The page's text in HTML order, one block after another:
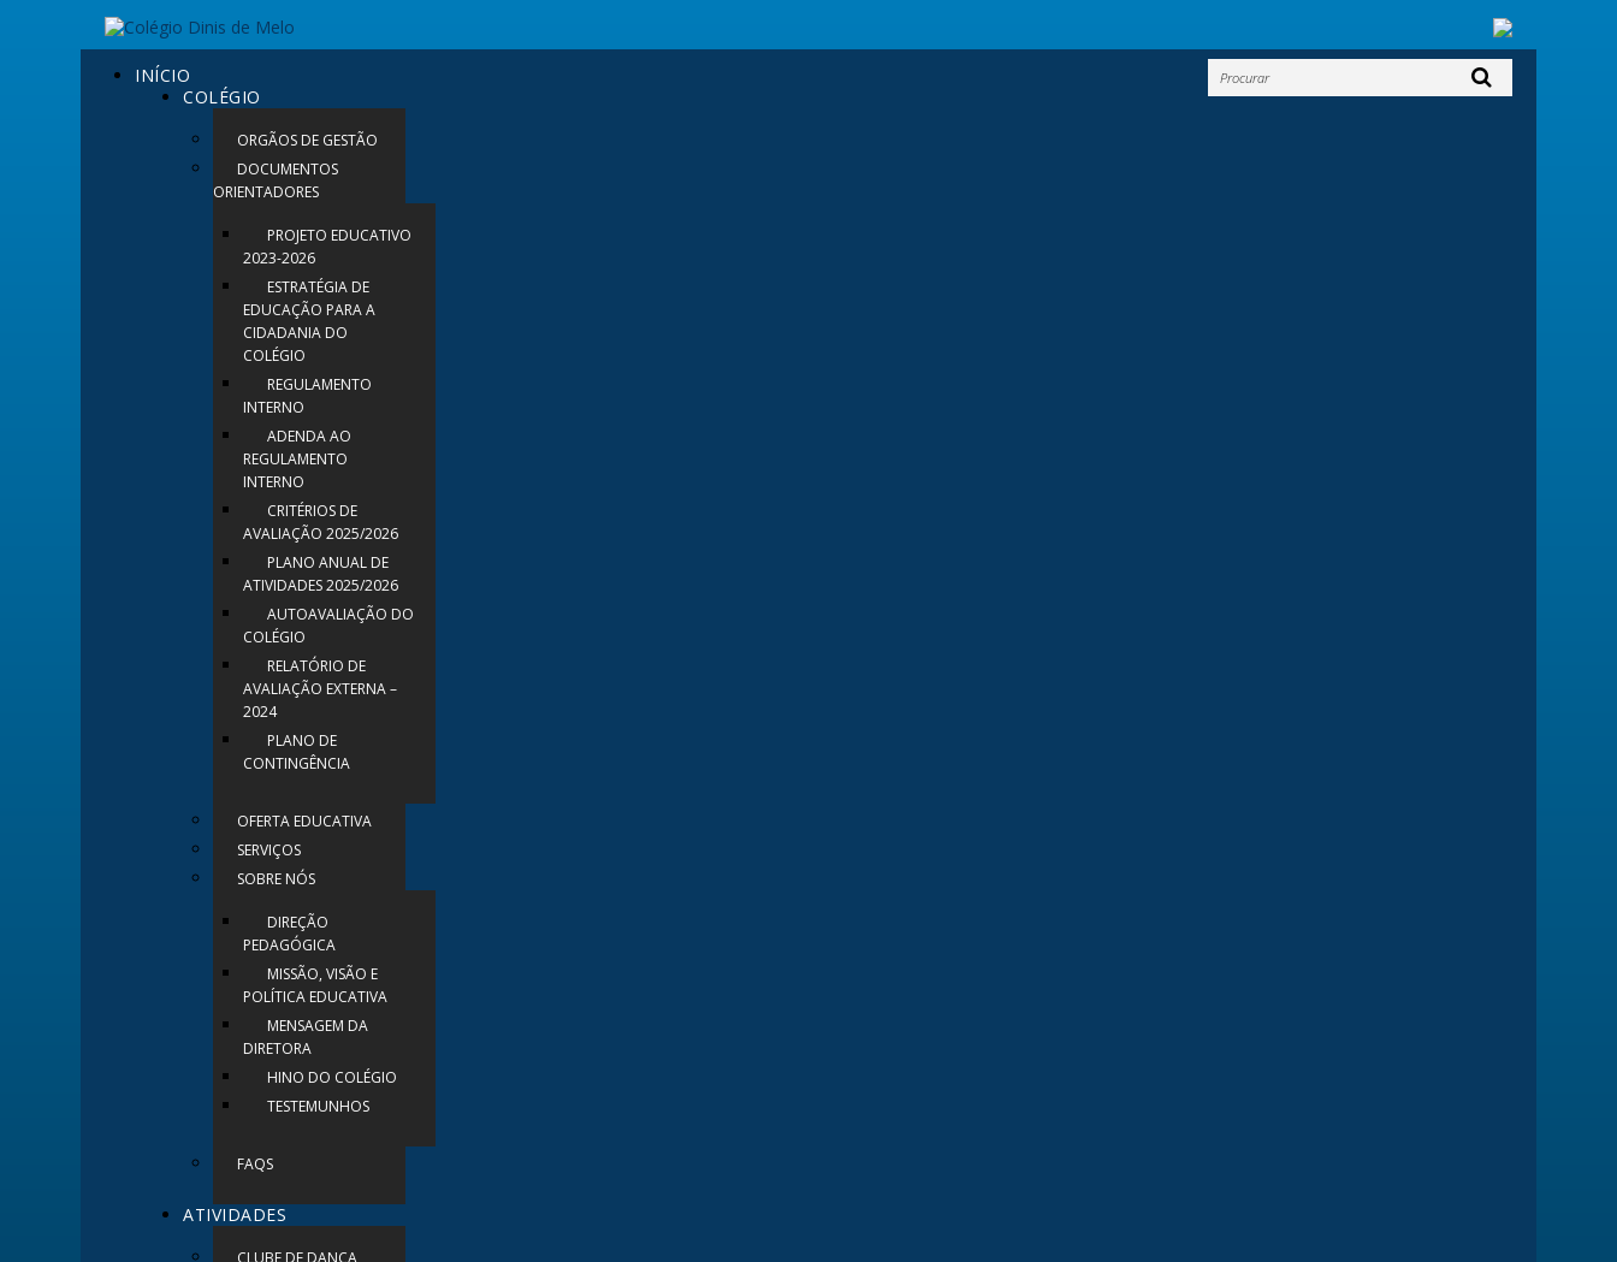
INÍCIO
COLÉGIO
ORGÃOS DE GESTÃO
DOCUMENTOS
ORIENTADORES
PROJETO EDUCATIVO
2023-2026
ESTRATÉGIA DE
EDUCAÇÃO PARA A
CIDADANIA DO
COLÉGIO
REGULAMENTO
INTERNO
ADENDA AO
REGULAMENTO
INTERNO
CRITÉRIOS DE
AVALIAÇÃO 2025/2026
PLANO ANUAL DE
ATIVIDADES 2025/2026
AUTOAVALIAÇÃO DO
COLÉGIO
RELATÓRIO DE
AVALIAÇÃO EXTERNA –
2024
PLANO DE
CONTINGÊNCIA
OFERTA EDUCATIVA
SERVIÇOS
SOBRE NÓS
DIREÇÃO
PEDAGÓGICA
MISSÃO, VISÃO E
POLÍTICA EDUCATIVA
MENSAGEM DA
DIRETORA
HINO DO COLÉGIO
TESTEMUNHOS
FAQS
ATIVIDADES